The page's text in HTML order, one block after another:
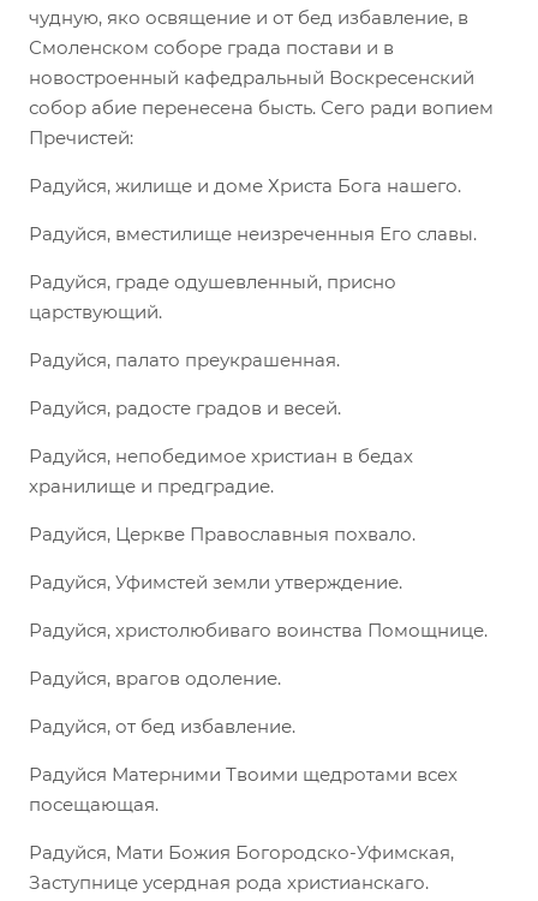
чудную, яко освящение и от бед избавление, в
Смоленском соборе града постави и в
новостроенный кафедральный Воскресенский
собор абие перенесена бысть. Сего ради вопием
Пречистей:
Радуйся, жилище и доме Христа Бога нашего.
Радуйся, вместилище неизреченныя Его славы.
Радуйся, граде одушевленный, присно
царствующий.
Радуйся, палато преукрашенная.
Радуйся, радосте градов и весей.
Радуйся, непобедимое христиан в бедах
хранилище и предградие.
Радуйся, Церкве Православныя похвало.
Радуйся, Уфимстей земли утверждение.
Радуйся, христолюбиваго воинства Помощнице.
Радуйся, врагов одоление.
Радуйся, от бед избавление.
Радуйся Матерними Твоими щедротами всех
посещающая.
Радуйся, Мати Божия Богородско-Уфимская,
Заступнице усердная рода христианскаго.